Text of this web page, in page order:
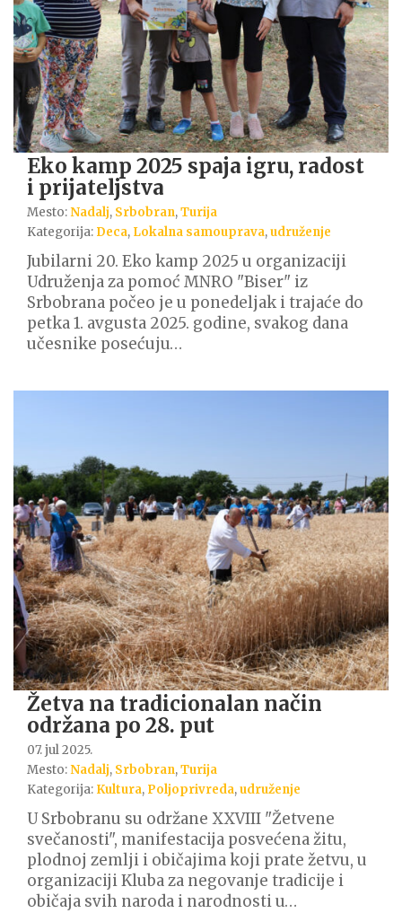
Eko kamp 2025 spaja igru, radost
i prijateljstva
Mesto:Nadalj, Srbobran,Turija
Kategorija: Deca, Lokalna samouprava,udruženje
Jubilarni 20. Eko kamp 2025 u organizaciji
Udruženja za pomoć MNRO "Biser" iz
Srbobrana počeo je u ponedeljak i trajaće do
petka 1. avgusta 2025. godine, svakog dana
učesnike posećuju…
Žetva na tradicionalan način
održana po 28. put
07. jul 2025.
Mesto:Nadalj, Srbobran,Turija
Kategorija: Kultura, Poljoprivreda,udruženje
U Srbobranu su održane XXVIII "Žetvene
svečanosti", manifestacija posvećena žitu,
plodnoj zemlji i običajima koji prate žetvu, u
organizaciji Kluba za negovanje tradicije i
običaja svih naroda i narodnosti u…